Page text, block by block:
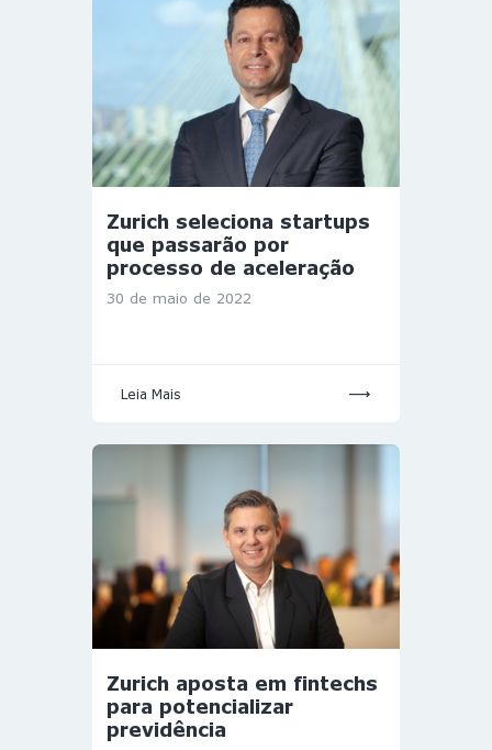
Zurich seleciona startups
que passarão por
processo de aceleração
30 de maio de 2022
Leia Mais
Zurich aposta em fintechs
para potencializar
previdência